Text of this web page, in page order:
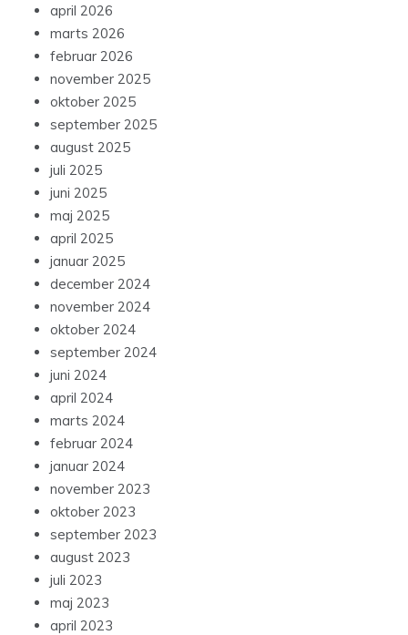
april 2026
marts 2026
februar 2026
november 2025
oktober 2025
september 2025
august 2025
juli 2025
juni 2025
maj 2025
april 2025
januar 2025
december 2024
november 2024
oktober 2024
september 2024
juni 2024
april 2024
marts 2024
februar 2024
januar 2024
november 2023
oktober 2023
september 2023
august 2023
juli 2023
maj 2023
april 2023